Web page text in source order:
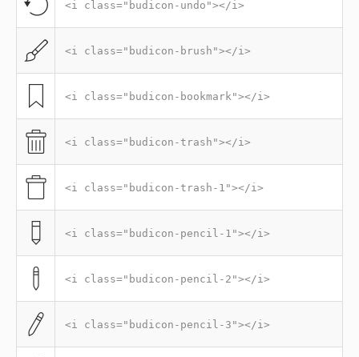
<i class="budicon-undo"></i>
<i class="budicon-brush"></i>
<i class="budicon-bookmark"></i>
<i class="budicon-trash"></i>
<i class="budicon-trash-1"></i>
<i class="budicon-pencil-1"></i>
<i class="budicon-pencil-2"></i>
<i class="budicon-pencil-3"></i>